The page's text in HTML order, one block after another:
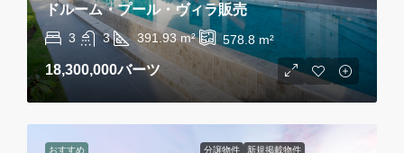
ドルーム・プール・ヴィラ販売
3 3 391.93 m² 578.8 m²
18,300,000バーツ
おすすめ 分譲物件 新規掲載物件